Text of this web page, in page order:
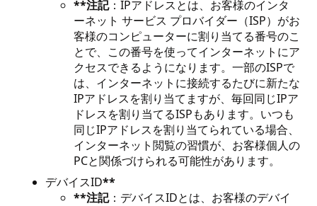
**注記：IPアドレスとは、お客様のインタ
ーネット サービス プロバイダー（ISP）がお
客様のコンピューターに割り当てる番号のこ
とで、この番号を使ってインターネットにア
クセスできるようになります。一部のISPで
は、インターネットに接続するたびに新たな
IPアドレスを割り当てますが、毎回同じIPア
ドレスを割り当てるISPもあります。いつも
同じIPアドレスを割り当てられている場合、
インターネット閲覧の習慣が、お客様個人の
PCと関係づけられる可能性があります。
デバイスID**
**注記：デバイスIDとは、お客様のデバイ